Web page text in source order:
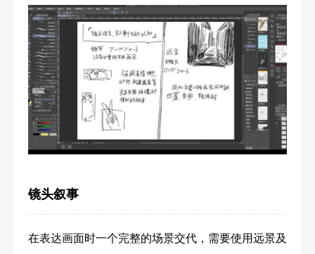
镜头叙事
在表达画面时一个完整的场景交代，需要使用远景及